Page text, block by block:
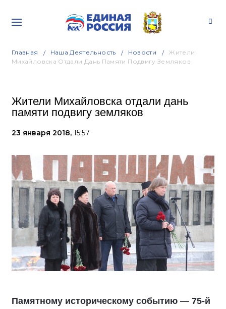
Главная Наша Деятельность Новости
Жители
Михайловска Отдали Дань Памяти Подвигу Земляков
Жители Михайловска отдали дань
памяти подвигу земляков
23 января 2018, 15:57
Памятному историческому событию — 75-й